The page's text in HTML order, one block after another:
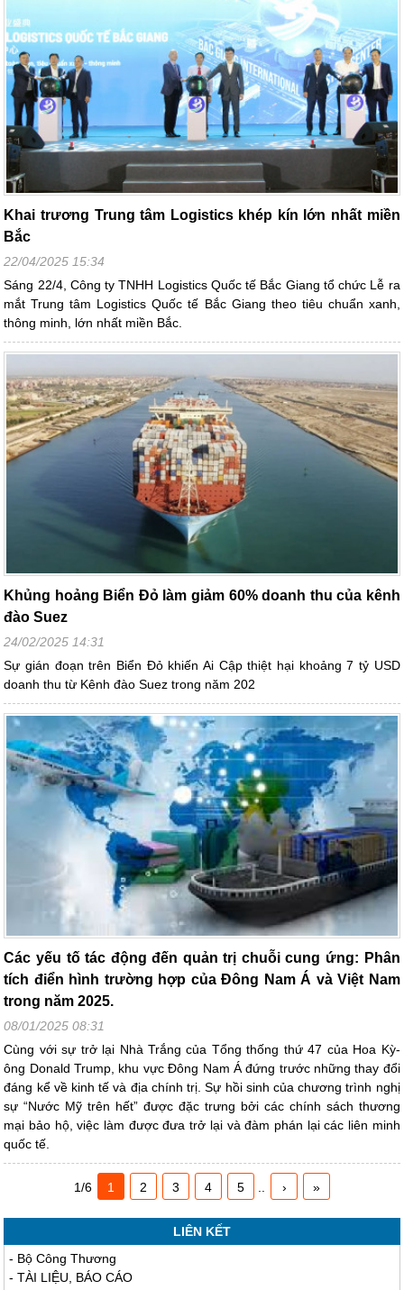
Khai trương Trung tâm Logistics khép kín lớn nhất miền
Bắc
22/04/2025 15:34
Sáng 22/4, Công ty TNHH Logistics Quốc tế Bắc Giang tổ chức Lễ ra
mắt Trung tâm Logistics Quốc tế Bắc Giang theo tiêu chuẩn xanh,
thông minh, lớn nhất miền Bắc.
Khủng hoảng Biển Đỏ làm giảm 60% doanh thu của kênh
đào Suez
24/02/2025 14:31
Sự gián đoạn trên Biển Đỏ khiến Ai Cập thiệt hại khoảng 7 tỷ USD
doanh thu từ Kênh đào Suez trong năm 202
Các yếu tố tác động đến quản trị chuỗi cung ứng: Phân
tích điển hình trường hợp của Đông Nam Á và Việt Nam
trong năm 2025.
08/01/2025 08:31
Cùng với sự trở lại Nhà Trắng của Tổng thống thứ 47 của Hoa Kỳ-
ông Donald Trump, khu vực Đông Nam Á đứng trước những thay đổi
đáng kể về kinh tế và địa chính trị. Sự hồi sinh của chương trình nghị
sự “Nước Mỹ trên hết” được đặc trưng bởi các chính sách thương
mại bảo hộ, việc làm được đưa trở lại và đàm phán lại các liên minh
quốc tế.
1/6 1 2 3 4 5 › »
LIÊN KẾT
- Bộ Công Thương
-TÀI LIỆU, BÁO CÁO